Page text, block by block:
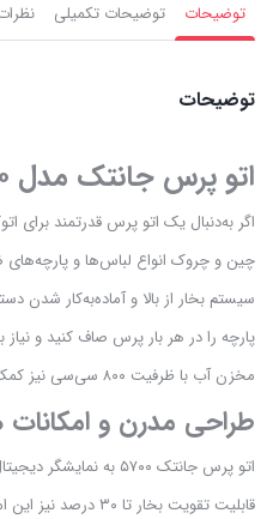
توضیحات توضیحات تکمیلی
توضیحات
اتو پرس جانتک مدل ۵۷۰۰ – انتخابی حرفه‌ای برای اتوکشی راحت و سریع
چین و چروک انواع لباس‌ها و
پارچه را در هر بار پرس صاف کنید و
مخزن آب با ظرفیت ۸۰۰ سی‌سی نیز کمک می‌کند مدت طولانی‌تری بدون نیاز به پر کردن مجدد از دستگاه استفاده کنید؛ مخصوصاً زمانی که حجم لباس‌ها زیاد است.
طراحی مدرن و
اتو پرس جانتک ۵۷۰۰ به نمایشگر دیجیتال مجهز است تا تنظیمات دستگاه را به‌راحتی و با دقت کنترل کنید. وجود فیلتر داخلی و سنسور کنترل مواد معدنی آب (EMC) از تشکیل رسوب جلوگیری کرده و به افزایش عمر مفید دستگاه کمک می‌کند.
قابلیت تقویت بخار تا ۳۰ درصد نیز این امکان را می‌دهد که روی قسمت‌های بسیار چروک یا پارچه‌های ضخیم، بخار بیشتری اعمال شود و نتیجه نهایی اتوکشی، صاف و یکدست باشد.